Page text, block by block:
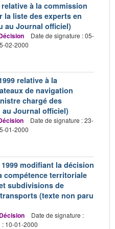
à la commission
la liste des experts en
au Journal officiel)
Date de signature : 05-
02-2000
relative à la
de navigation
chargé des
Journal officiel)
Date de signature : 23-
01-2000
modifiant la décision
compétence territoriale
subdivisions de
(texte non paru
Décision
Date de signature :
10-01-2000